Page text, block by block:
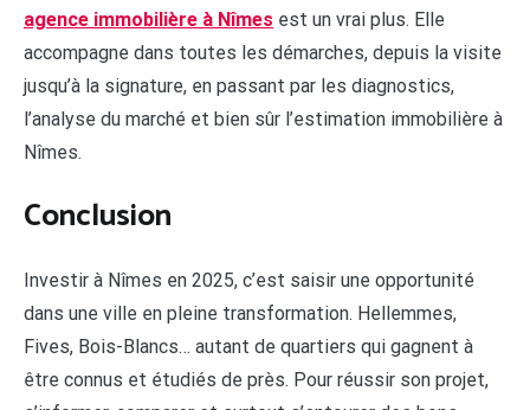
agence immobilière à Nîmes est un vrai plus. Elle
accompagne dans toutes les démarches, depuis la visite
jusqu’à la signature, en passant par les diagnostics,
l’analyse du marché et bien sûr l’estimation immobilière à
Nîmes.
Conclusion
Investir à Nîmes en 2025, c’est saisir une opportunité
dans une ville en pleine transformation. Hellemmes,
Fives, Bois-Blancs… autant de quartiers qui gagnent à
être connus et étudiés de près. Pour réussir son projet,